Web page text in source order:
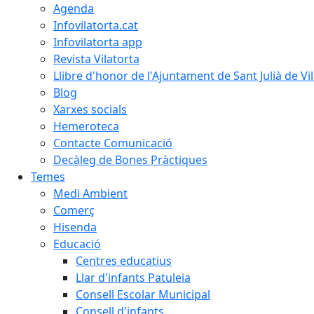
Agenda
Infovilatorta.cat
Infovilatorta app
Revista Vilatorta
Llibre d'honor de l'Ajuntament de Sant Julià de
Blog
Xarxes socials
Hemeroteca
Contacte Comunicació
Decàleg de Bones Pràctiques
Temes
Medi Ambient
Comerç
Hisenda
Educació
Centres educatius
Llar d'infants Patuleia
Consell Escolar Municipal